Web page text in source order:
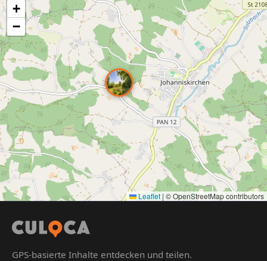
+
−
Leaflet | © OpenStreetMap contributors
GPS-basierte Inhalte entdecken und teilen.